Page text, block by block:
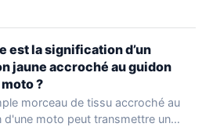
est la signification d’un
jaune accroché au guidon
moto ?
morceau de tissu accroché au
d'une moto peut transmettre un